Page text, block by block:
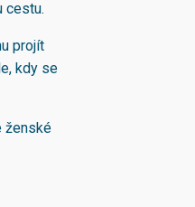
cestu.
projít
kdy se
ženské